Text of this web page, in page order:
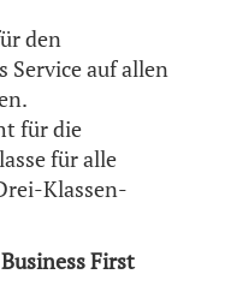
den
auf allen
für die
für alle
Klassen-
First